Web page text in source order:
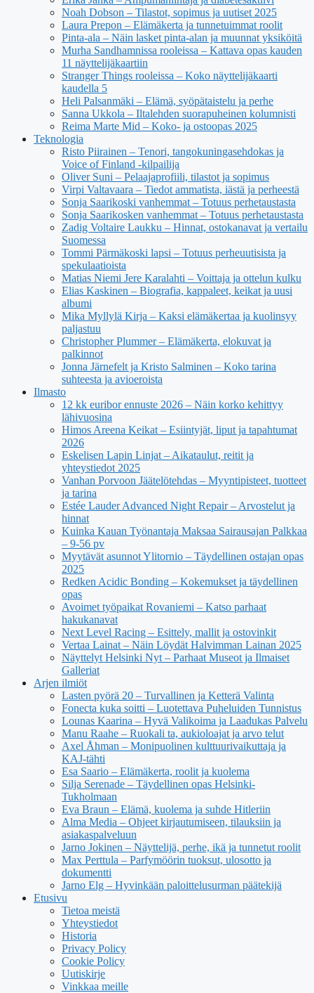
Noah Dobson – Tilastot, sopimus ja uutiset 2025
Laura Prepon – Elämäkerta ja tunnetuimmat roolit
Pinta-ala – Näin lasket pinta-alan ja muunnat yksiköitä
Murha Sandhamnissa rooleissa – Kattava opas kauden
11 näyttelijäkaartiin
Stranger Things rooleissa – Koko näyttelijäkaarti
kaudella 5
Heli Palsanmäki – Elämä, syöpätaistelu ja perhe
Sanna Ukkola – Iltalehden suorapuheinen kolumnisti
Reima Marte Mid – Koko- ja ostoopas 2025
Teknologia
Risto Piirainen – Tenori, tangokuningasehdokas ja
Voice of Finland -kilpailija
Oliver Suni – Pelaajaprofiili, tilastot ja sopimus
Virpi Valtavaara – Tiedot ammatista, iästä ja perheestä
Sonja Saarikoski vanhemmat – Totuus perhetaustasta
Sonja Saarikosken vanhemmat – Totuus perhetaustasta
Zadig Voltaire Laukku – Hinnat, ostokanavat ja vertailu
Suomessa
Tommi Pärmäkoski lapsi – Totuus perheuutisista ja
spekulaatioista
Matias Niemi Jere Karalahti – Voittaja ja ottelun kulku
Elias Kaskinen – Biografia, kappaleet, keikat ja uusi
albumi
Mika Myllylä Kirja – Kaksi elämäkertaa ja kuolinsyy
paljastuu
Christopher Plummer – Elämäkerta, elokuvat ja
palkinnot
Jonna Järnefelt ja Kristo Salminen – Koko tarina
suhteesta ja avioeroista
Ilmasto
12 kk euribor ennuste 2026 – Näin korko kehittyy
lähivuosina
Himos Areena Keikat – Esiintyjät, liput ja tapahtumat
2026
Eskelisen Lapin Linjat – Aikataulut, reitit ja
yhteystiedot 2025
Vanhan Porvoon Jäätelötehdas – Myyntipisteet, tuotteet
ja tarina
Estée Lauder Advanced Night Repair – Arvostelut ja
hinnat
Kuinka Kauan Työnantaja Maksaa Sairausajan Palkkaa
– 9-56 pv
Myytävät asunnot Ylitornio – Täydellinen ostajan opas
2025
Redken Acidic Bonding – Kokemukset ja täydellinen
opas
Avoimet työpaikat Rovaniemi – Katso parhaat
hakukanavat
Next Level Racing – Esittely, mallit ja ostovinkit
Vertaa Lainat – Näin Löydät Halvimman Lainan 2025
Näyttelyt Helsinki Nyt – Parhaat Museot ja Ilmaiset
Galleriat
Arjen ilmiöt
Lasten pyörä 20 – Turvallinen ja Ketterä Valinta
Fonecta kuka soitti – Luotettava Puheluiden Tunnistus
Lounas Kaarina – Hyvä Valikoima ja Laadukas Palvelu
Manu Raahe – Ruokali ta, aukioloajat ja arvo telut
Axel Åhman – Monipuolinen kulttuurivaikuttaja ja
KAJ-tähti
Esa Saario – Elämäkerta, roolit ja kuolema
Silja Serenade – Täydellinen opas Helsinki-
Tukholmaan
Eva Braun – Elämä, kuolema ja suhde Hitleriin
Alma Media – Ohjeet kirjautumiseen, tilauksiin ja
asiakaspalveluun
Jarno Jokinen – Näyttelijä, perhe, ikä ja tunnetut roolit
Max Perttula – Parfymöörin tuoksut, ulosotto ja
dokumentti
Jarno Elg – Hyvinkään paloittelusurman päätekijä
Etusivu
Tietoa meistä
Yhteystiedot
Historia
Privacy Policy
Cookie Policy
Uutiskirje
Vinkkaa meille